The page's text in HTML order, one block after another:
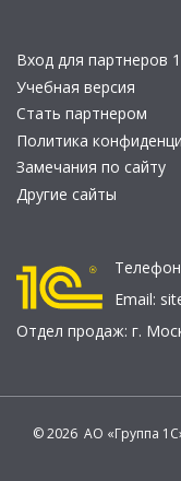
Вход для партнеров
Учебная версия
Стать партнером
Политика
Замечания по сайту
Другие сайты
Email:
Отдел продаж: г.
© 2026 АО «Группа